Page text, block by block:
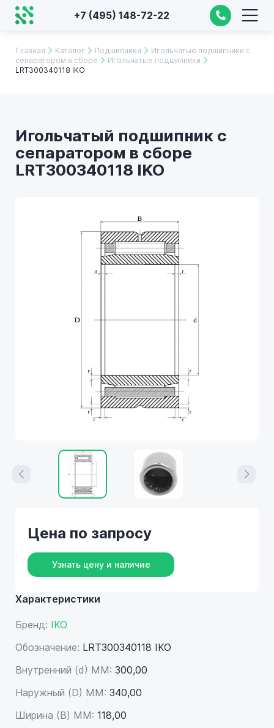
+7 (495) 148-72-22
Главная Каталог Подшипники
Игольчатые подшипники с
сепаратором в сборе
Игольчатые подшипники
LRT300340118 IKO
Игольчатый подшипник с
сепаратором в сборе
LRT300340118 IKO
Характеристики
Бренд: IKO
Обозначение: LRT300340118 IKO
Внутренний (d) ММ: 300,00
Наружный (D) ММ: 340,00
Ширина (B) MM: 118,00
Цена по запросу
Узнать цену и наличие